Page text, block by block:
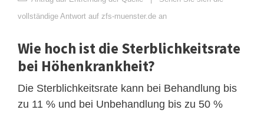
vollständige Antwort auf zfs-muenster.de an
Wie hoch ist die Sterblichkeitsrate
bei Höhenkrankheit?
Die Sterblichkeitsrate kann bei Behandlung bis
zu 11 % und bei Unbehandlung bis zu 50 %